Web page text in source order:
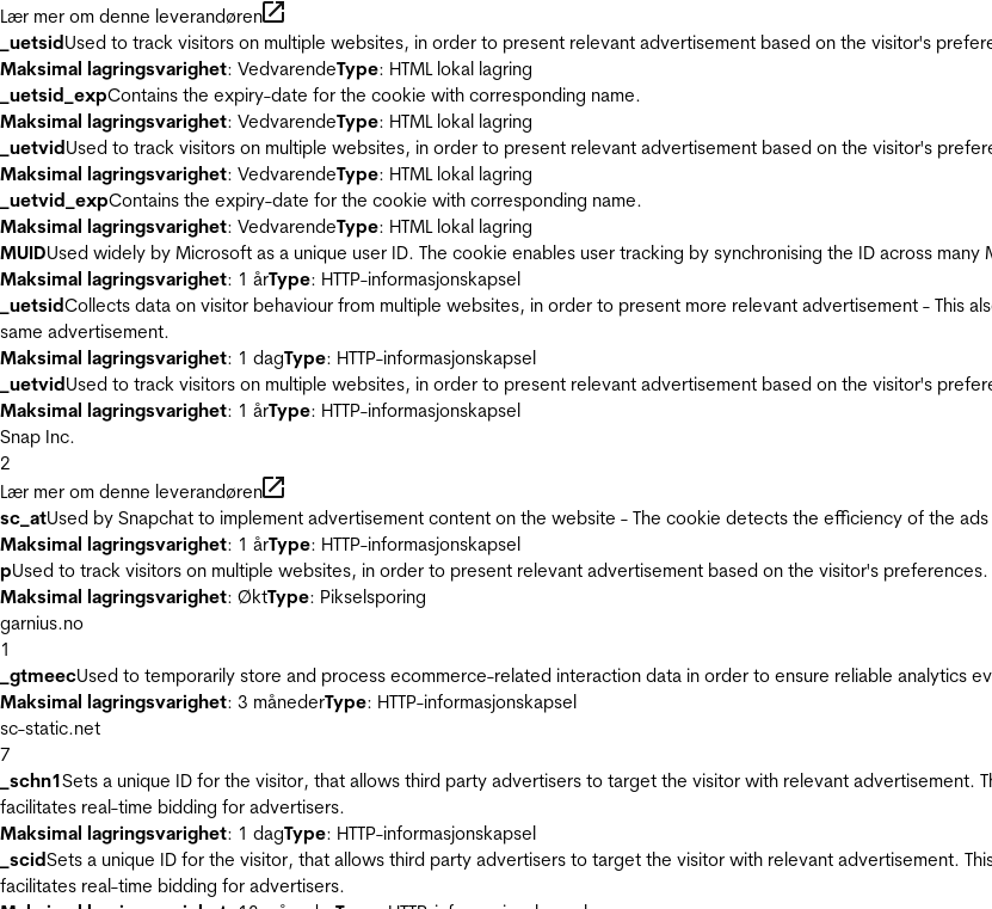
Lær mer om denne leverandøren
_uetsidUsed to track visitors on multiple websites, in order to present relevant advertisement based on the visitor's
Maksimal lagringsvarighet: VedvarendeType: HTML lokal lagring
_uetsid_expContains the expiry-date for the cookie with corresponding name.
Maksimal lagringsvarighet: VedvarendeType: HTML lokal lagring
_uetvidUsed to track visitors on multiple websites, in order to present relevant advertisement based on the visitor's
Maksimal lagringsvarighet: VedvarendeType: HTML lokal lagring
_uetvid_expContains the expiry-date for the cookie with corresponding name.
Maksimal lagringsvarighet: VedvarendeType: HTML lokal lagring
MUIDUsed widely by Microsoft as a unique user ID. The cookie enables user tracking by synchronising the ID across many
Maksimal lagringsvarighet: 1 årType: HTTP-informasjonskapsel
_uetsidCollects data on visitor behaviour from multiple websites, in order to present more relevant advertisement - This
same advertisement.
Maksimal lagringsvarighet: 1 dagType: HTTP-informasjonskapsel
_uetvidUsed to track visitors on multiple websites, in order to present relevant advertisement based on the visitor's
Maksimal lagringsvarighet: 1 årType: HTTP-informasjonskapsel
Snap Inc.
2
Lær mer om denne leverandøren
sc_atUsed by Snapchat to implement advertisement content on the website - The cookie detects the efficiency of the
Maksimal lagringsvarighet: 1 årType: HTTP-informasjonskapsel
pUsed to track visitors on multiple websites, in order to present relevant advertisement based on the visitor's preferences.
Maksimal lagringsvarighet: ØktType: Pikselsporing
garnius.no
1
_gtmeecUsed to temporarily store and process ecommerce-related interaction data in order to ensure reliable analytics
Maksimal lagringsvarighet: 3 månederType: HTTP-informasjonskapsel
sc-static.net
7
_schn1Sets a unique ID for the visitor, that allows third party advertisers to target the visitor with relevant advertisement.
facilitates real-time bidding for advertisers.
Maksimal lagringsvarighet: 1 dagType: HTTP-informasjonskapsel
_scidSets a unique ID for the visitor, that allows third party advertisers to target the visitor with relevant advertisement.
facilitates real-time bidding for advertisers.